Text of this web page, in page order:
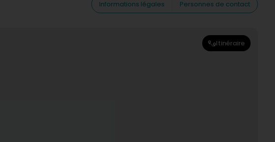
Informations légales
Personnes de contact
Itinéraire